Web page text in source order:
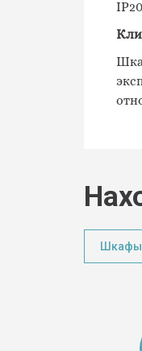
IP20
Шкафы